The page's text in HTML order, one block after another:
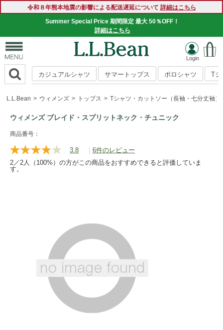
令和８年熊本地震の影響による配送遅延について 詳細はこちら
Summer Special Price 期間限定 最大 50％OFF！
詳細はこちら
カジュアルシャツ サマートップス ポロシャツ Tシ
L.L.Bean ウィメンズ トップス Tシャツ・カットソー（長袖・七分丈袖）
ウィメンズ ブレイド・スプリットネック・チュニック
https://www.llbean.co.jp/womens/tops/tshirts-
long/g/P119943.html
商品番号：
3.8
レ
ビ
ペ
ジ
ン
ク。
| 6件のレビュー
2／2人（100%）の方がこの商品をおすすめできると評価していま
す。